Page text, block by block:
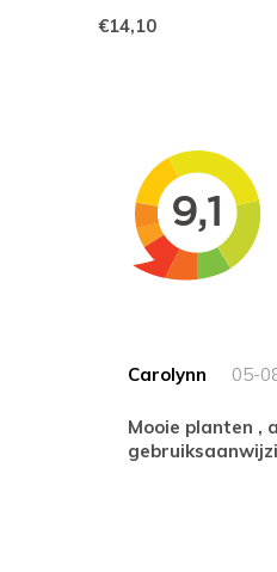
€14,10
Carolynn 05-
Mooie planten , alleen jammer geen